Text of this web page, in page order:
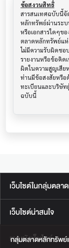
กลุ่มตลาดหลักทรัพย์
ข้อสงวนสิทธิ์
สารสนเทศฉบับนี้
หลักทรัพย์ผ่านระบ
หรือเอกสารใดๆข
ตลาดหลักทรัพย์แห่
ไม่มีความรับผิดชอ
รายงานหรือข้อคิด
ผิดในความสูญเสีย
ท่านมีข้อสงสัยหรือ
ทะเบียนและบริษัท
ฉบับนี้
เว็บไซต์ในกลุ่มตล
เว็บไซต์น่าสนใจ
แผนผังเว็บไซต์